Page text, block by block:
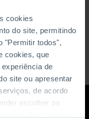
cookies
do site, permitindo
"Permitir todos",
cookies, que
de
site ou apresentar
de acordo
escolher os